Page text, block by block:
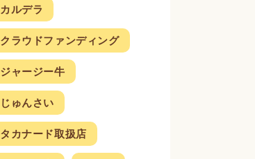
カルデラ
クラウドファンディング
ジャージー牛
じゅんさい
タカナード取扱店